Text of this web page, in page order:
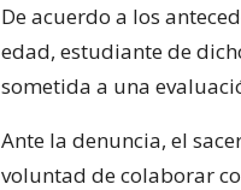
De acuerdo a los
edad, estudiante de
sometida a una
Ante la denuncia, el
voluntad de colaborar